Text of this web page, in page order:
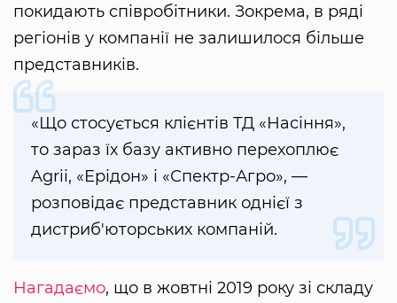
покидають співробітники. Зокрема, в ряді
регіонів у компанії не залишилося більше
представників.
«Що стосується клієнтів ТД «Насіння»,
то зараз їх базу активно перехоплює
Agrii, «Ерідон» і «Спектр-Агро», —
розповідає представник однієї з
дистриб'юторських компаній.
Нагадаємо, що в жовтні 2019 року зі складу